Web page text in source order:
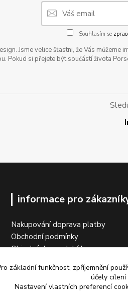
Souhlasím se
Jsme velice šťastni, že Vás
Pokud si přejete být součástí života
informace pro
Nakupování doprava platby
Obchodní podmínky
Objednávka na dobírku
Kontakty
Galerie
základní funkčnost, zpříjemnění
účely cílení
Nastavení vlastních preferencí